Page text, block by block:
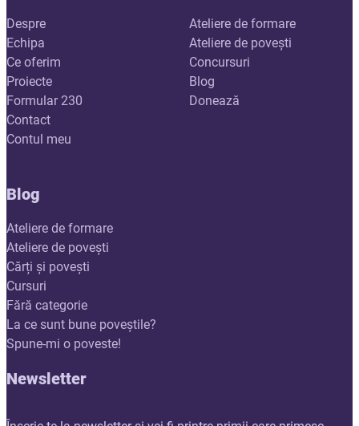
Despre
Echipa
Ce oferim
Proiecte
Formular 230
Contact
Contul meu
Ateliere de formare
Ateliere de povești
Concursuri
Blog
Donează
Blog
Ateliere de formare
Ateliere de povești
Cărți și povești
Cursuri
Fără categorie
La ce sunt bune poveștile?
Spune-mi o poveste!
Newsletter